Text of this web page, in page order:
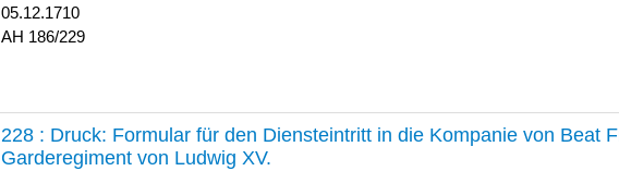
05.12.1710
186/229
228 : Druck: Formular für den Diensteintritt in die Kompanie von Beat
Garderegiment von Ludwig XV.